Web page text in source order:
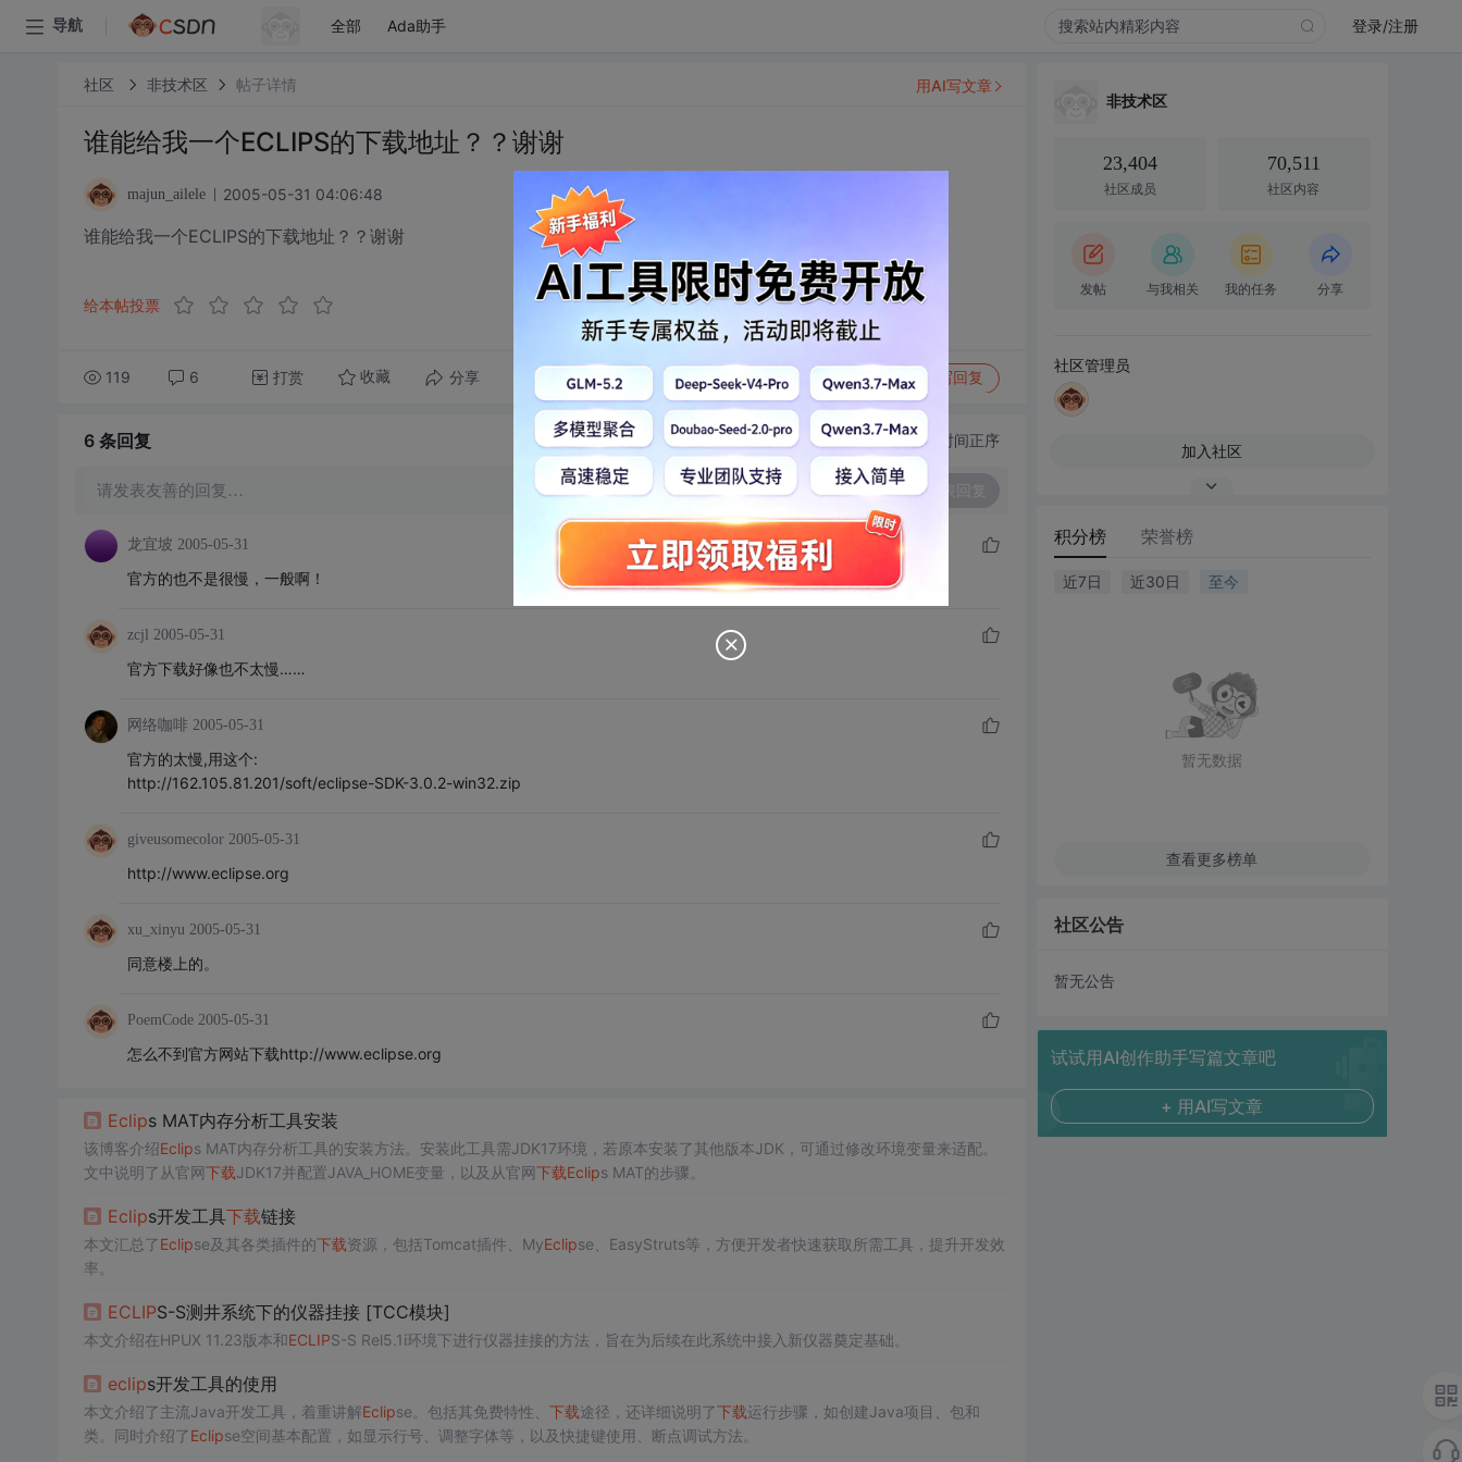
导航 全部 Ada助手 登录/注册
社区 非技术区 帖子详情
谁能给我一个ECLIPS的下载地址？？谢谢
majun_ailele 2005-05-31 04:06:48
谁能给我一个ECLIPS的下载地址？？谢谢
给本帖投票
119 6 打赏 收藏 分享 转发到动态 举报 写回复
用AI写文章
6 条回复 切换为时间正序
请发表友善的回复… 发表回复
龙宜坡 2005-05-31
官方的也不是很慢，一般啊！
zcjl 2005-05-31
官方下载好像也不太慢……
网络咖啡 2005-05-31
官方的太慢,用这个:
http://162.105.81.201/soft/eclipse-SDK-3.0.2-win32.zip
giveusomecolor 2005-05-31
http://www.eclipse.org
xu_xinyu 2005-05-31
同意楼上的。
PoemCode 2005-05-31
怎么不到官方网站下载http://www.eclipse.org
Eclips MAT内存分析工具安装
该博客介绍Eclips MAT内存分析工具的安装方法。安装此工具需JDK17环境，若原本安装了其他版本JDK，可通过修改环境变量来适配。
文中说明了从官网下载JDK17并配置JAVA_HOME变量，以及从官网下载Eclips MAT的步骤。
Eclips开发工具下载链接
本文汇总了Eclipse及其各类插件的下载资源，包括Tomcat插件、MyEclipse、EasyStruts等，方便开发者快速获取所需工具，提升开发效
率。
ECLIPS-S测井系统下的仪器挂接 [TCC模块]
本文介绍在HPUX 11.23版本和ECLIPS-S Rel5.1i环境下进行仪器挂接的方法，旨在为后续在此系统中接入新仪器奠定基础。
eclips开发工具的使用
本文介绍了主流Java开发工具，着重讲解Eclipse。包括其免费特性、 下载途径，还详细说明了下载运行步骤，如创建Java项目、包和
类。同时介绍了Eclipse空间基本配置，如显示行号、调整字体等，以及快捷键使用、断点调试方法。
非技术区
23,404
社区成员
70,511
社区内容
发帖 与我相关 我的任务 分享
社区管理员
加入社区
积分榜 荣誉榜
近7日 近30日 至今
暂无数据
查看更多榜单
社区公告
暂无公告
试试用AI创作助手写篇文章吧
+ 用AI写文章